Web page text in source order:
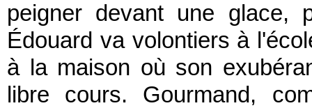
peigner devant une glace,
Édouard va volontiers à
à la maison où son
libre cours. Gourmand,